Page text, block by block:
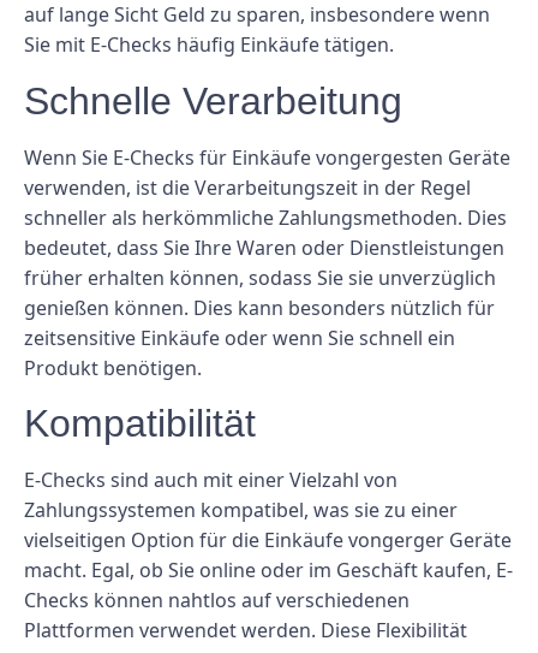
auf lange Sicht Geld zu sparen, insbesondere wenn
Sie mit E-Checks häufig Einkäufe tätigen.
Schnelle Verarbeitung
Wenn Sie E-Checks für Einkäufe vongergesten Geräte
verwenden, ist die Verarbeitungszeit in der Regel
schneller als herkömmliche Zahlungsmethoden. Dies
bedeutet, dass Sie Ihre Waren oder Dienstleistungen
früher erhalten können, sodass Sie sie unverzüglich
genießen können. Dies kann besonders nützlich für
zeitsensitive Einkäufe oder wenn Sie schnell ein
Produkt benötigen.
Kompatibilität
E-Checks sind auch mit einer Vielzahl von
Zahlungssystemen kompatibel, was sie zu einer
vielseitigen Option für die Einkäufe vongerger Geräte
macht. Egal, ob Sie online oder im Geschäft kaufen, E-
Checks können nahtlos auf verschiedenen
Plattformen verwendet werden. Diese Flexibilität